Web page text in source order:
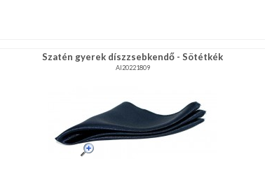
Szatén gyerek díszzsebkendő - Sötétkék
AI20221809